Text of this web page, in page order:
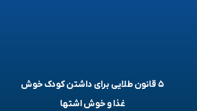
۵ قانون طلایی برای داشتن کودک خوش
غذا و خوش اشتها